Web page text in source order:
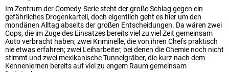
Im Zentrum der Comedy-Serie steht der große Schlag gegen ein
gefährliches Drogenkartell, doch eigentlich geht es hier um den
mondänen Alltag abseits der großen Entscheidungen. Da wären zwei
Cops, die im Zuge des Einsatzes bereits viel zu viel Zeit gemeinsam
Auto verbracht haben; zwei Kriminelle, die von ihren Chefs praktisch
nie etwas erfahren; zwei Leiharbeiter, bei denen die Chemie noch nicht
stimmt und zwei mexikanische Tunnelgräber, die kurz nach dem
Kennenlernen bereits auf viel zu engem Raum gemeinsam